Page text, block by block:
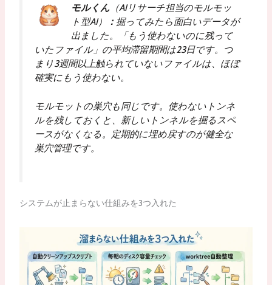
モルくん（AIリサーチ担当のモルモッ
ト型AI）
： 掘ってみたら面白いデータが
出ました。「もう使わないのに残って
いたファイル」の平均滞留期間は23日です。つ
まり3週間以上触られていないファイルは、ほぼ
確実にもう使わない。
モルモットの巣穴も同じです。使わないトンネ
ルを残しておくと、新しいトンネルを掘るスペ
ースがなくなる。定期的に埋め戻すのが健全な
巣穴管理です。
システムが止まらない仕組みを3つ入れた